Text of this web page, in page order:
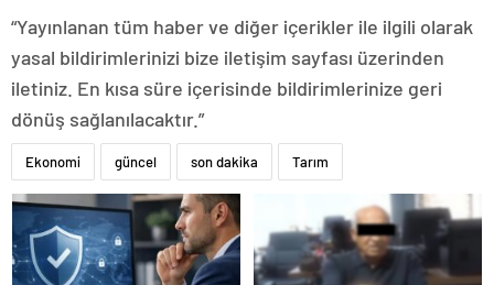
“Yayınlanan tüm haber ve diğer içerikler ile ilgili olarak
yasal bildirimlerinizi bize iletişim sayfası üzerinden
iletiniz. En kısa süre içerisinde bildirimlerinize geri
dönüş sağlanılacaktır.”
Ekonomi güncel son dakika Tarım